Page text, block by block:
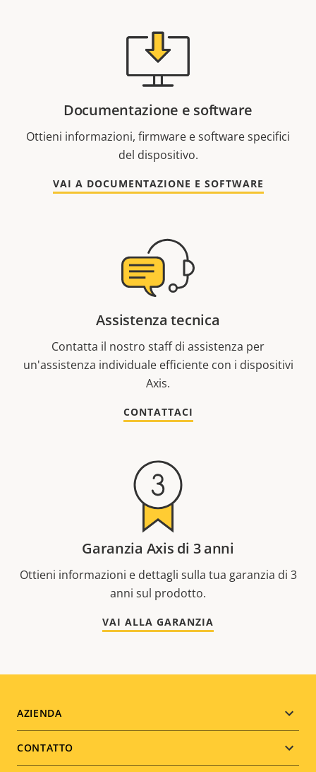
Documentazione e software
Ottieni informazioni, firmware e software specifici
del dispositivo.
VAI A DOCUMENTAZIONE E SOFTWARE
Assistenza tecnica
Contatta il nostro staff di assistenza per
un'assistenza individuale efficiente con i dispositivi
Axis.
CONTATTACI
Garanzia Axis di 3 anni
Ottieni informazioni e dettagli sulla tua garanzia di 3
anni sul prodotto.
VAI ALLA GARANZIA
Footer
menu
AZIENDA
CONTATTO